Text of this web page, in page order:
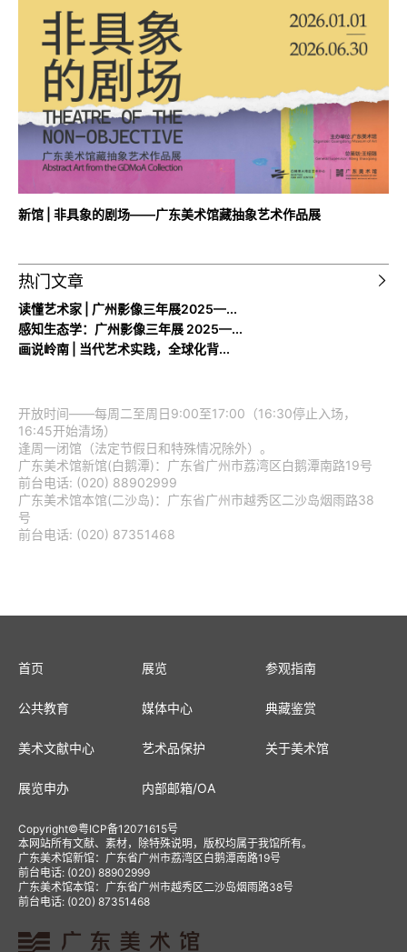
新馆 | 非具象的剧场——广东美术馆藏抽象艺术作品展
热门文章
读懂艺术家 | 广州影像三年展2025—...
感知生态学：广州影像三年展 2025—...
画说岭南 | 当代艺术实践，全球化背...
开放时间——每周二至周日9:00至17:00（16:30停止入场，
16:45开始清场）
逢周一闭馆（法定节假日和特殊情况除外）。
广东美术馆新馆(白鹅潭)：广东省广州市荔湾区白鹅潭南路19号
前台电话: (020) 88902999
广东美术馆本馆(二沙岛)：广东省广州市越秀区二沙岛烟雨路38
号
前台电话: (020) 87351468
首页 展览 参观指南
公共教育 媒体中心 典藏鉴赏
美术文献中心 艺术品保护 关于美术馆
展览申办 内部邮箱/OA
Copyright©粤ICP备12071615号
本网站所有文献、素材，除特殊说明，版权均属于我馆所有。
广东美术馆新馆：广东省广州市荔湾区白鹅潭南路19号
前台电话: (020) 88902999
广东美术馆本馆：广东省广州市越秀区二沙岛烟雨路38号
前台电话: (020) 87351468